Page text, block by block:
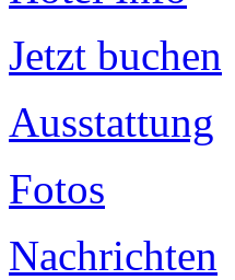
Jetzt buchen
Ausstattung
Fotos
Nachrichten